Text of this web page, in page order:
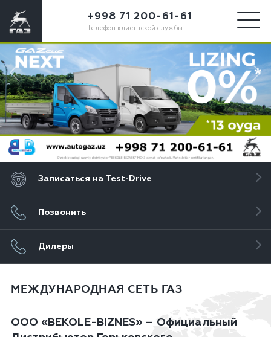
+998 71 200-61-61
Телефон клиентской службы
Записаться на Test-Drive
Позвонить
Дилеры
МЕЖДУНАРОДНАЯ СЕТЬ ГАЗ
ООО «BEKOLE-BIZNES» – Официальный